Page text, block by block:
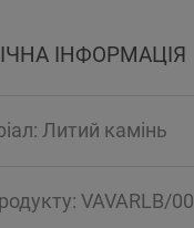
ІНФОРМАЦІЯ
Литий камінь
VAVARLB/00